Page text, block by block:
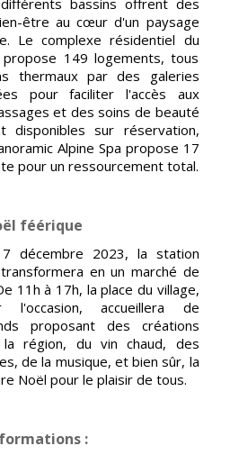
être au cœur d'un paysage
Le complexe résidentiel du
149 logements, tous
thermaux par des galeries
pour faciliter l'accès aux
et des soins de beauté
disponibles sur réservation,
Alpine Spa propose 17
pour un ressourcement total.
féérique
décembre 2023, la station
en un marché de
11h à 17h, la place du village,
l'occasion, accueillera de
proposant des créations
la région, du vin chaud, des
de la musique, et bien sûr, la
Noël pour le plaisir de tous.
: